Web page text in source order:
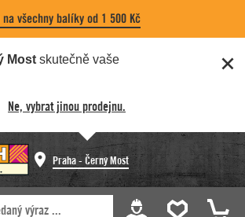
na všechny balíky od 1 500 Kč
Most skutečně vaše
Ne, vybrat jinou prodejnu.
Praha - Černý Most